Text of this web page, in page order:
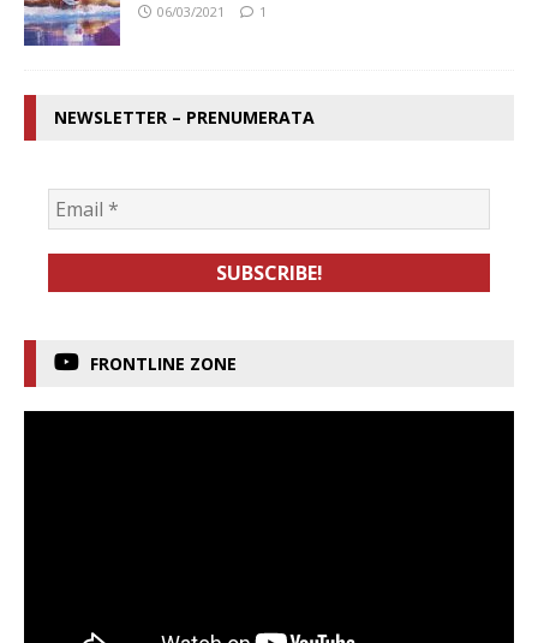
06/03/2021 1
NEWSLETTER – PRENUMERATA
FRONTLINE ZONE